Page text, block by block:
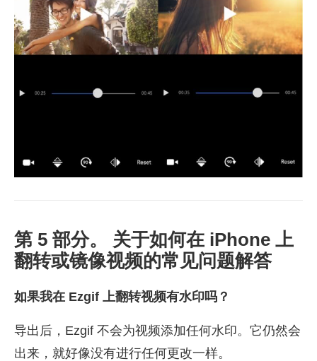
第 5 部分。 关于如何在 iPhone 上
翻转或镜像视频的常见问题解答
如果我在 Ezgif 上翻转视频有水印吗？
导出后，Ezgif 不会为视频添加任何水印。它仍然会
出来，就好像没有进行任何更改一样。